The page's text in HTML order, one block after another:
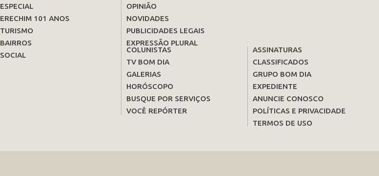
ESPECIAL
ERECHIM 101 ANOS
TURISMO
BAIRROS
SOCIAL
OPINIÃO
NOVIDADES
PUBLICIDADES LEGAIS
EXPRESSÃO PLURAL
COLUNISTAS
TV BOM DIA
GALERIAS
HORÓSCOPO
BUSQUE POR SERVIÇOS
VOCÊ REPÓRTER
ASSINATURAS
CLASSIFICADOS
GRUPO BOM DIA
EXPEDIENTE
ANUNCIE CONOSCO
POLÍTICAS E PRIVACIDADE
TERMOS DE USO